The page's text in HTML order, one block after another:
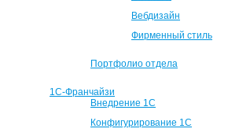
Вебдизайн
Фирменный стиль
Портфолио отдела
1С-Франчайзи
Внедрение 1С
Конфигурирование 1С